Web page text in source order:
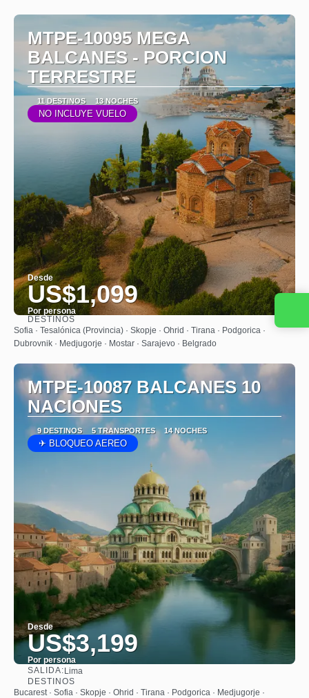
MTPE-10095 MEGA
BALCANES - PORCION
TERRESTRE
11 DESTINOS 13 NOCHES
NO INCLUYE VUELO
Desde
US$1,099
Por persona
Ver
DESTINOS
Sofia · Tesalónica (Provincia) · Skopje · Ohrid · Tirana · Podgorica ·
Dubrovnik · Medjugorje · Mostar · Sarajevo · Belgrado
MTPE-10087 BALCANES 10
NACIONES
9 DESTINOS 5 TRANSPORTES 14 NOCHES
✈ BLOQUEO AEREO
Desde
US$3,199
Por persona
SALIDA:Lima
DESTINOS
Bucarest · Sofia · Skopje · Ohrid · Tirana · Podgorica · Medjugorje ·
Contacta con nosotros